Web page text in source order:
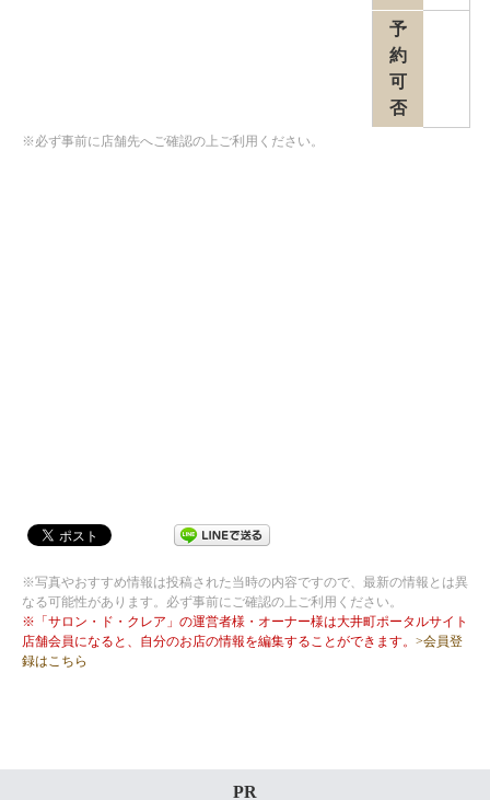
予
約
可
否
※必ず事前に店舗先へご確認の上ご利用ください。
※写真やおすすめ情報は投稿された当時の内容ですので、最新の情報とは異
なる可能性があります。必ず事前にご確認の上ご利用ください。
※「サロン・ド・クレア」の運営者様・オーナー様は大井町ポータルサイト
店舗会員になると、自分のお店の情報を編集することができます。 >会員登
録はこちら
PR